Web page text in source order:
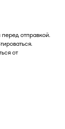
отправкой.
от